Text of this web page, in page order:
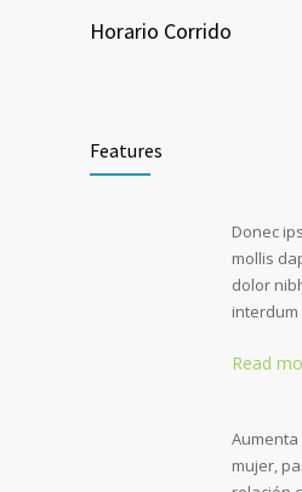
Horario Corrido
Features
Donec
mollis
dolor
interdum
Read
mujer,